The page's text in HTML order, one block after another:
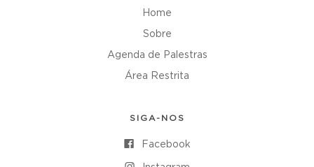
Home
Sobre
Agenda de Palestras
Área Restrita
SIGA-NOS
Facebook